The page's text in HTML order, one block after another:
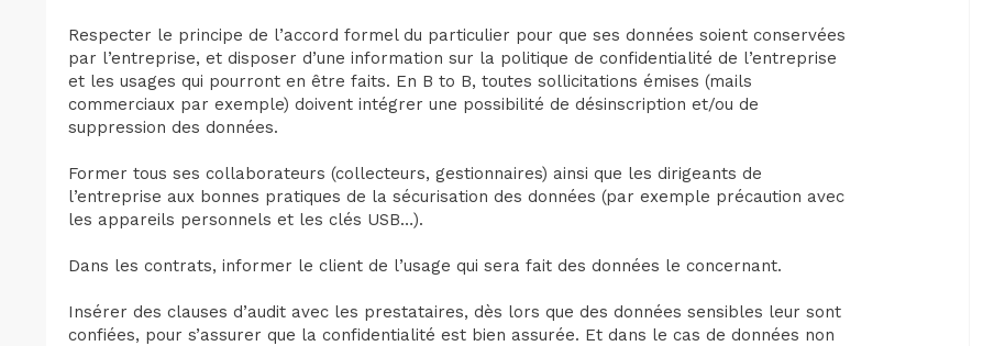
Respecter le principe de l’accord formel du particulier pour que ses données soient conservées
par l’entreprise, et disposer d’une information sur la politique de confidentialité de l’entreprise
et les usages qui pourront en être faits. En B to B, toutes sollicitations émises (mails
commerciaux par exemple) doivent intégrer une possibilité de désinscription et/ou de
suppression des données.
Former tous ses collaborateurs (collecteurs, gestionnaires) ainsi que les dirigeants de
l’entreprise aux bonnes pratiques de la sécurisation des données (par exemple précaution avec
les appareils personnels et les clés USB…).
Dans les contrats, informer le client de l’usage qui sera fait des données le concernant.
Insérer des clauses d’audit avec les prestataires, dès lors que des données sensibles leur sont
confiées, pour s’assurer que la confidentialité est bien assurée. Et dans le cas de données non